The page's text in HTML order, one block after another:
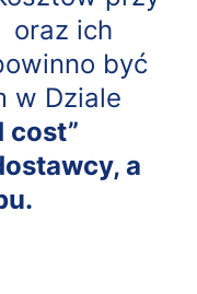
oraz ich
być
w Dziale
cost”
a